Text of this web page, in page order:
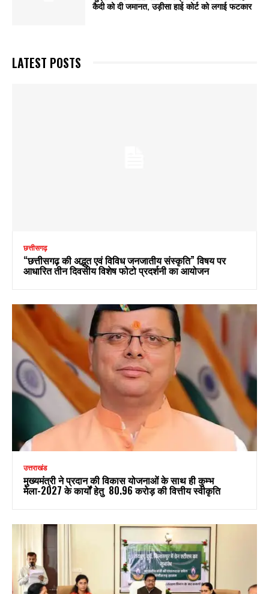
कैदी को दी जमानत, उड़ीसा हाई कोर्ट को लगाई फटकार
LATEST POSTS
छत्तीसगढ़
“छत्तीसगढ़ की अद्भुत एवं विविध जनजातीय संस्कृति” विषय पर
आधारित तीन दिवसीय विशेष फोटो प्रदर्शनी का आयोजन
उत्तराखंड
मुख्यमंत्री ने प्रदान की विकास योजनाओं के साथ ही कुम्भ
मेला-2027 के कार्यों हेतु ₹ 80.96 करोड़ की वित्तीय स्वीकृति